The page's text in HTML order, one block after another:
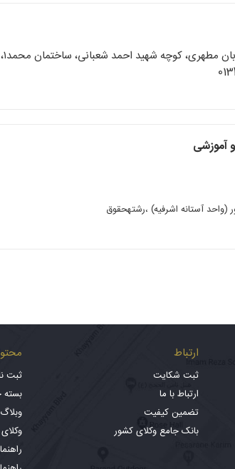
مطهری، کوچه شهید احمد شعبانی، ساختمان محمد۱، واحد ۴
آموزشی
(واحد آستانه اشرفیه) ،رشتهحقوق
ارتباط
ثبت شکایت
ارتباط با ما
تضمین کیفیت
بانک جامع وکلای کشور
ثبت
بسته
وبلاگ
وکلای